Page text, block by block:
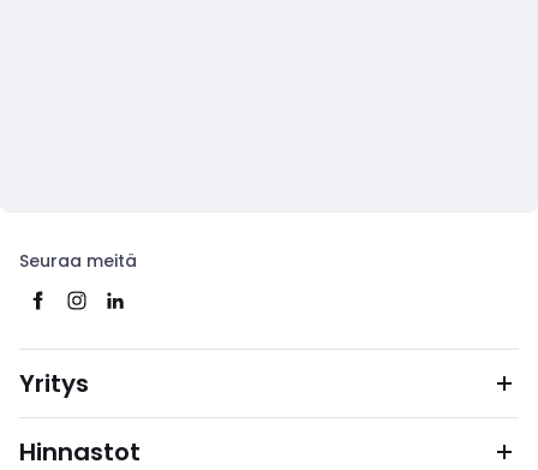
Seuraa meitä
Yritys
Hinnastot